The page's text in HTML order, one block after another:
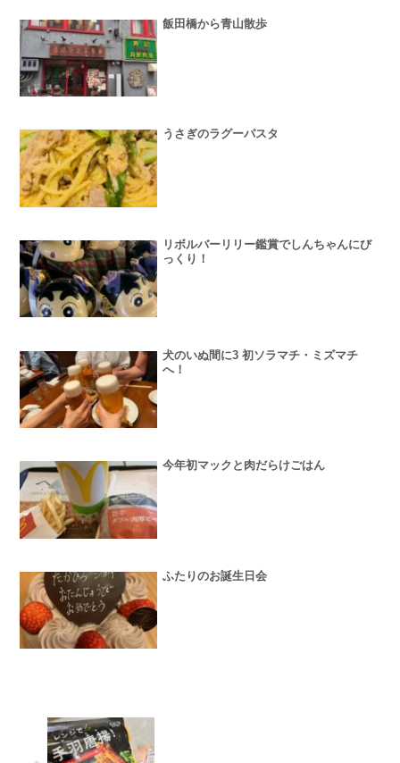
飯田橋から青山散歩
うさぎのラグーパスタ
リボルバーリリー鑑賞でしんちゃんにび
っくり！
犬のいぬ間に3 初ソラマチ・ミズマチ
へ！
今年初マックと肉だらけごはん
ふたりのお誕生日会